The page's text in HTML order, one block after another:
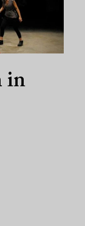
in